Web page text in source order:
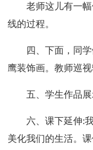
老师这儿有一
线的过程。
四、下面，同
鹰装饰画。教师巡视
五、学生作品
六、课下延伸:
美化我们的生活。